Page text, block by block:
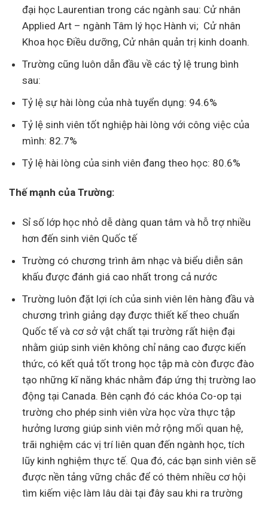
đại học Laurentian trong các ngành sau: Cử nhân
Applied Art – ngành Tâm lý học Hành vi; Cử nhân
Khoa học Điều dưỡng, Cử nhân quản trị kinh doanh.
Trường cũng luôn dẫn đầu về các tỷ lệ trung bình
sau:
Tỷ lệ sự hài lòng của nhà tuyển dụng: 94.6%
Tỷ lệ sinh viên tốt nghiệp hài lòng với công việc của
mình: 82.7%
Tỷ lệ hài lòng của sinh viên đang theo học: 80.6%
Thế mạnh của Trường:
Sỉ số lớp học nhỏ dễ dàng quan tâm và hỗ trợ nhiều
hơn đến sinh viên Quốc tế
Trường có chương trình âm nhạc và biểu diễn sân
khấu được đánh giá cao nhất trong cả nước
Trường luôn đặt lợi ích của sinh viên lên hàng đầu và
chương trình giảng dạy được thiết kế theo chuẩn
Quốc tế và cơ sở vật chất tại trường rất hiện đại
nhằm giúp sinh viên không chỉ nâng cao được kiến
thức, có kết quả tốt trong học tập mà còn được đào
tạo những kĩ năng khác nhằm đáp ứng thị trường lao
động tại Canada. Bên cạnh đó các khóa Co-op tại
trường cho phép sinh viên vừa học vừa thực tập
hưởng lương giúp sinh viên mở rộng mối quan hệ,
trãi nghiệm các vị trí liên quan đến ngành học, tích
lũy kinh nghiệm thực tế. Qua đó, các bạn sinh viên sẽ
được nền tảng vững chắc để có thêm nhiều cơ hội
tìm kiếm việc làm lâu dài tại đây sau khi ra trường